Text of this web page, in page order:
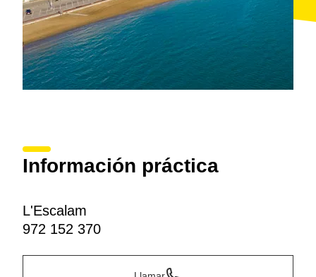
Información práctica
L'Escalam
972 152 370